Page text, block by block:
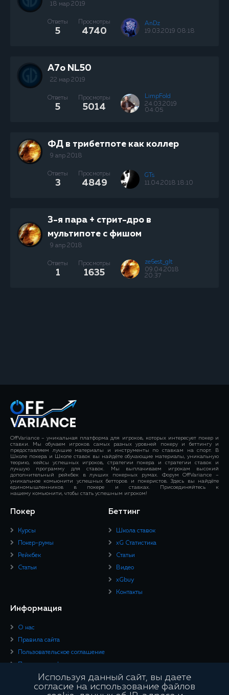
18 мар 2019
Ответы
5
Просмотры
4740
AnDz
19.03.2019 08:18
A7o NL50
22 мар 2019
Ответы
5
Просмотры
5014
LimpFold
24.03.2019
04:05
ФД в трибетпоте как коллер
9 апр 2018
Ответы
3
Просмотры
4849
GTs
11.04.2018 18:10
3-я пара + стрит-дро в
мультипоте с фишом
9 апр 2018
Ответы
1
Просмотры
1635
ze6est_glt
09.04.2018
20:37
OffVariance – уникальная платформа для игроков, которых интересует покер и
ставки. Мы обучаем игроков самых разных уровней покеру и беттингу и
предоставляем лучшие материалы и инструменты по ставкам на спорт. В
Школе покера и Школе ставок вы найдёте обучающие материалы, уникальную
теорию, кейсы успешных игроков, стратегии покера и стратегии ставок и
лучшую программу для ставок. Мы выплачиваем игрокам высокий
дополнительный рейкбек в лучших покерных румах. Форум OffVariance –
уникальное комьюнити успешных бетторов и покеристов. Здесь вы найдёте
единомышленников в покере и ставках. Присоединяйтесь к
нашему комьюнити, чтобы стать успешным игроком!
Покер
Курсы
Покер-румы
Рейкбек
Статьи
Беттинг
Школа ставок
xG Статистика
Статьи
Видео
xGbuy
Контакты
Информация
О нас
Правила сайта
Пользовательское соглашение
Политика конфиденциальности
Юридическая информация
Используя данный сайт, вы даете
согласие на использование файлов